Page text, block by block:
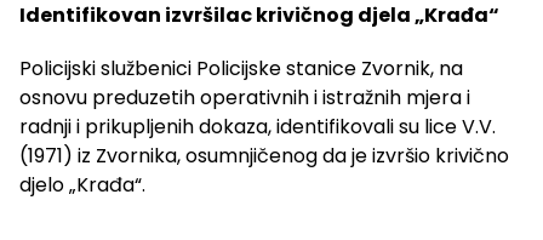
Identifikovan izvršilac krivičnog djela „Krađa“
Policijski službenici Policijske stanice Zvornik, na
osnovu preduzetih operativnih i istražnih mjera i
radnji i prikupljenih dokaza, identifikovali su lice V.V.
(1971) iz Zvornika, osumnjičenog da je izvršio krivično
djelo „Krađa“.